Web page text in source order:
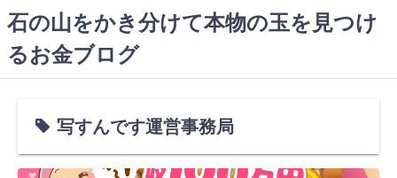
コ
ン
テ
石の山をかき分けて本物の玉を見つけ
るお金ブログ
写すんです運営事務局